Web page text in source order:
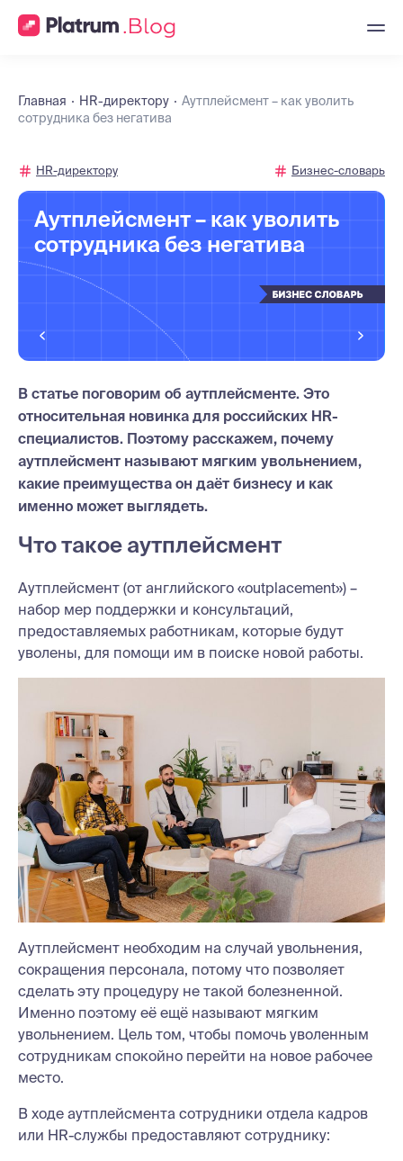
Главная HR-директору
Аутплейсмент – как уволить
сотрудника без негатива
HR-директору Бизнес-словарь
Аутплейсмент – как уволить
сотрудника без негатива
В статье поговорим об аутплейсменте. Это
относительная новинка для российских HR-
специалистов. Поэтому расскажем, почему
аутплейсмент называют мягким увольнением,
какие преимущества он даёт бизнесу и как
именно может выглядеть.
Что такое аутплейсмент
Аутплейсмент (от английского «outplacement») –
набор мер поддержки и консультаций,
предоставляемых работникам, которые будут
уволены, для помощи им в поиске новой работы.
Аутплейсмент необходим на случай увольнения,
сокращения персонала, потому что позволяет
сделать эту процедуру не такой болезненной.
Именно поэтому её ещё называют мягким
увольнением. Цель том, чтобы помочь уволенным
сотрудникам спокойно перейти на новое рабочее
место.
В ходе аутплейсмента сотрудники отдела кадров
или HR-службы предоставляют сотруднику: